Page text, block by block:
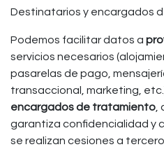
Destinatarios y encargados
Podemos facilitar datos a
servicios necesarios
pasarelas de pago,
transaccional, marketing,
encargados de tratamiento
garantiza confidencialidad y
se realizan cesiones a